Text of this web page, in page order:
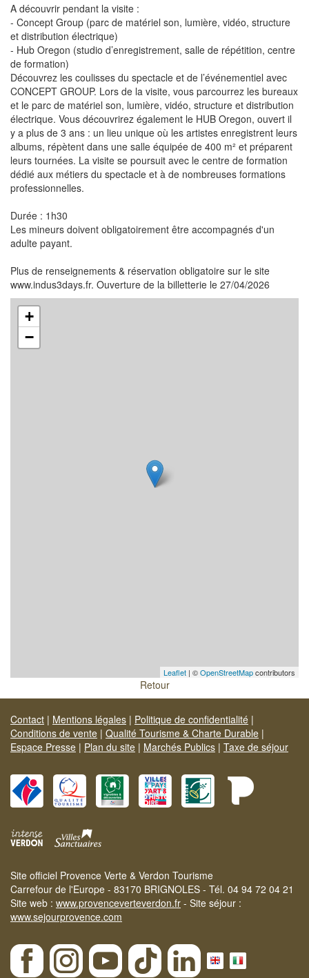
A découvrir pendant la visite :
- Concept Group (parc de matériel son, lumière, vidéo, structure
et distribution électrique)
- Hub Oregon (studio d’enregistrement, salle de répétition, centre
de formation)
Découvrez les coulisses du spectacle et de l’événementiel avec
CONCEPT GROUP. Lors de la visite, vous parcourrez les bureaux
et le parc de matériel son, lumière, vidéo, structure et distribution
électrique. Vous découvrirez également le HUB Oregon, ouvert il
y a plus de 3 ans : un lieu unique où les artistes enregistrent leurs
albums, répètent dans une salle équipée de 400 m² et préparent
leurs tournées. La visite se poursuit avec le centre de formation
dédié aux métiers du spectacle et à de nombreuses formations
professionnelles.
Durée : 1h30
Les mineurs doivent obligatoirement être accompagnés d'un
adulte payant.
Plus de renseignements & réservation obligatoire sur le site
www.indus3days.fr. Ouverture de la billetterie le 27/04/2026
+
−
Leaflet | ©OpenStreetMapcontributors
Retour
Contact | Mentions légales | Politique de confidentialité |
Conditions de vente | Qualité Tourisme & Charte Durable |
Espace Presse | Plan du site | Marchés Publics | Taxe de séjour
Site officiel Provence Verte & Verdon Tourisme
Carrefour de l'Europe - 83170 BRIGNOLES - Tél. 04 94 72 04 21
Site web : www.provenceverteverdon.fr - Site séjour :
www.sejourprovence.com